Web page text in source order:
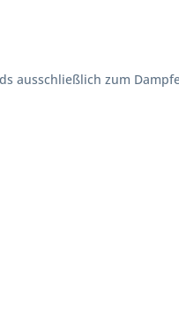
ausschließlich zum